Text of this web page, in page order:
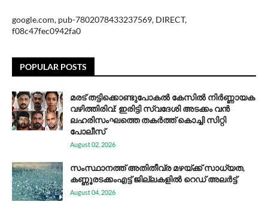
google.com, pub-7802078433237569, DIRECT,
f08c47fec0942fa0
POPULAR POSTS
മരട് തട്ടിക്കൊണ്ടുപോകൽ കേസിൽ നിർണ്ണായക
വഴിത്തിരിവ്: ഇരിട്ടി സ്വദേശി അടക്കം വൻ
ലഹരിസംഘത്തെ തകർത്ത് കൊച്ചി സിറ്റി
പോലീസ്
August 02, 2026
സം​സ്ഥാ​ന​ത്ത് അ​തി​തീ​വ്ര മ​ഴ​യ്ക്ക് സാ​ധ്യ​ത,
കണ്ണൂരടക്കംഎ​ട്ട് ജി​ല്ല​ക​ളി​ൽ റെ​ഡ് അ​ലർ​ട്ട്
August 04, 2026